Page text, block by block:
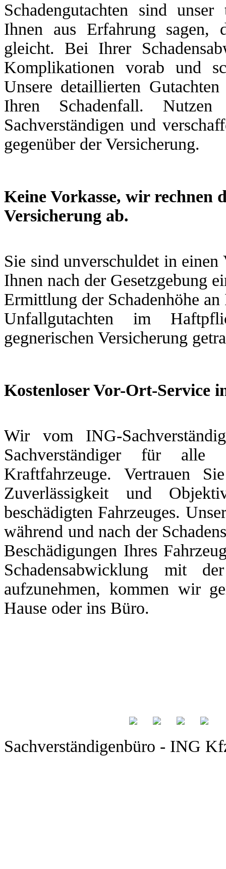
Schadengutachten sind
Ihnen aus Erfahrung sagen,
gleicht. Bei Ihrer
Komplikationen vorab und
Unsere detaillierten
Ihren Schadenfall.
Sachverständigen und
gegenüber der Versicherung.
Keine Vorkasse, wir rechnen
Versicherung ab.
Sie sind unverschuldet in
Ihnen nach der Gesetzgebung
Ermittlung der Schadenhöhe
Unfallgutachten im
gegnerischen Versicherung
Kostenloser Vor-Ort-Service
Wir vom ING-
Sachverständiger für
Kraftfahrzeuge. Vertrauen
Zuverlässigkeit und
beschädigten Fahrzeuges.
während und nach der
Beschädigungen Ihres
Schadensabwicklung mit
aufzunehmen, kommen wir
Hause oder ins Büro.
Sachverständigenbüro - ING